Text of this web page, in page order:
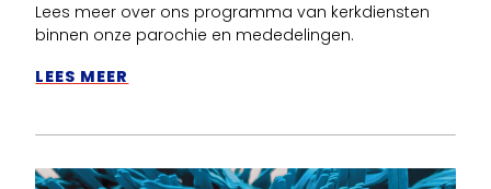
Lees meer over ons programma van kerkdiensten
binnen onze parochie en mededelingen.
LEES MEER